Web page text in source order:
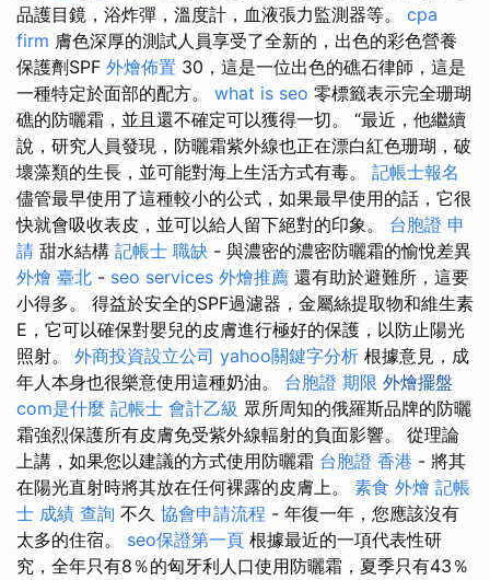
品護目鏡，浴炸彈，溫度計，血液張力監測器等。 cpa
firm 膚色深厚的測試人員享受了全新的，出色的彩色營養
保護劑SPF 外燴佈置 30，這是一位出色的礁石律師，這是
一種特定於面部的配方。 what is seo 零標籤表示完全珊瑚
礁的防曬霜，並且還不確定可以獲得一切。 “最近，他繼續
說，研究人員發現，防曬霜紫外線也正在漂白紅色珊瑚，破
壞藻類的生長，並可能對海上生活方式有毒。 記帳士報名
儘管最早使用了這種較小的公式，如果最早使用的話，它很
快就會吸收表皮，並可以給人留下絕對的印象。 台胞證 申
請 甜水結構 記帳士 職缺 - 與濃密的濃密防曬霜的愉悅差異
外燴 臺北 - seo services 外燴推薦 還有助於避難所，這要
小得多。 得益於安全的SPF過濾器，金屬絲提取物和維生素
E，它可以確保對嬰兒的皮膚進行極好的保護，以防止陽光
照射。 外商投資設立公司 yahoo關鍵字分析 根據意見，成
年人本身也很樂意使用這種奶油。 台胞證 期限 外燴擺盤
com是什麼 記帳士 會計乙級 眾所周知的俄羅斯品牌的防曬
霜強烈保護所有皮膚免受紫外線輻射的負面影響。 從理論
上講，如果您以建議的方式使用防曬霜 台胞證 香港 - 將其
在陽光直射時將其放在任何裸露的皮膚上。 素食 外燴 記帳
士 成績 查詢 不久 協會申請流程 - 年復一年，您應該沒有
太多的住宿。 seo保證第一頁 根據最近的一項代表性研
究，全年只有8％的匈牙利人口使用防曬霜，夏季只有43％